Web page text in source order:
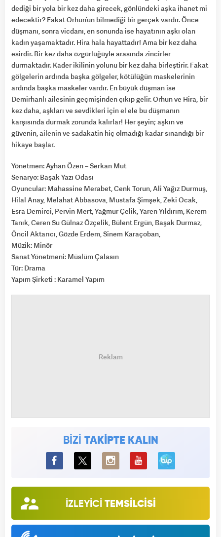
dediği bir yola bir kez daha girecek, gönlündeki aşka ihanet mi
edecektir? Fakat Orhun’un bilmediği bir gerçek vardır. Önce
düşmanı, sonra vicdanı, en sonunda ise hayatının aşkı olan
kadın yaşamaktadır. Hira hala hayattadır! Ama bir kez daha
esirdir. Bir kez daha özgürlüğüyle arasında zincirler
durmaktadır. Kader ikilinin yolunu bir kez daha birleştirir. Fakat
gölgelerin ardında başka gölgeler, kötülüğün maskelerinin
ardında başka maskeler vardır. En büyük düşman ise
Demirhanlı ailesinin geçmişinden çıkıp gelir. Orhun ve Hira, bir
kez daha, aşkları ve sevdikleri için el ele bu düşmanın
karşısında durmak zorunda kalırlar! Her şeyin; aşkın ve
güvenin, ailenin ve sadakatin hiç olmadığı kadar sınandığı bir
hikaye başlar.
Yönetmen: Ayhan Özen – Serkan Mut
Senaryo: Başak Yazı Odası
Oyuncular: Mahassine Merabet, Cenk Torun, Ali Yağız Durmuş,
Hilal Anay, Melahat Abbasova, Mustafa Şimşek, Zeki Ocak,
Esra Demirci, Pervin Mert, Yağmur Çelik, Yaren Yıldırım, Kerem
Tanık, Ceren Su Gülnaz Özçelik, Bülent Ergün, Başak Durmaz,
Öncil Aktarıcı, Gözde Erdem, Sinem Karaçoban,
Müzik: Minör
Sanat Yönetmeni: Müslüm Çalasın
Tür: Drama
Yapım Şirketi : Karamel Yapım
BİZİ TAKİPTE KALIN
BiP
İZLEYİCİ TEMSİLCİSİ